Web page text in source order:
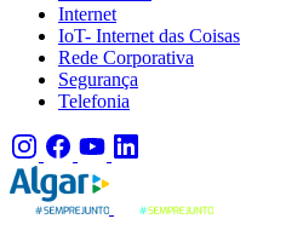
Internet
IoT- Internet das Coisas
Rede Corporativa
Segurança
Telefonia